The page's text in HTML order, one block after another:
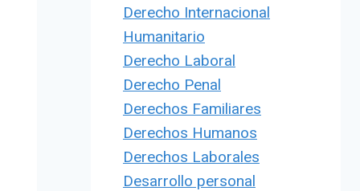
Derecho Internacional
Humanitario
Derecho Laboral
Derecho Penal
Derechos Familiares
Derechos Humanos
Derechos Laborales
Desarrollo personal